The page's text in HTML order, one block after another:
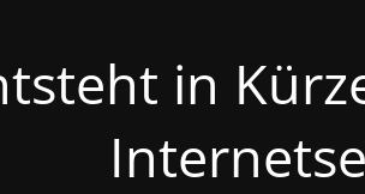
in